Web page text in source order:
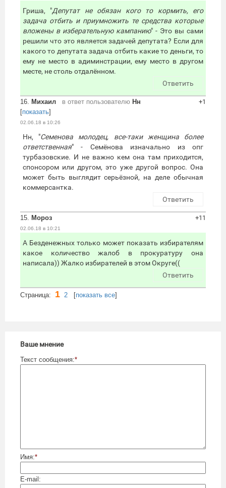
Гриша, "Депутат не обязан кого то кормить, его
задача отбить и приумножить те средства которые
вложены в изберательную кампанию" - Это вы сами
решили что это является задачей депутата? Если для
какого то депутата задача отбить какие то деньги, то
ему не место в адиминстрации, ему место в другом
месте, не столь отдалённом.
Ответить
16. Михаил в ответ пользователю Нн
[показать]
02.06.18 в 10:26
+1
Нн, "Семенова молодец, все-таки женщина более
ответственная" - Семёнова изначально из опг
турбазовские. И не важно кем она там приходится,
спонсором или другом, это уже другой вопрос. Она
может быть выглядит серьёзной, на деле обычная
коммерсантка.
Ответить
15. Мороз
02.06.18 в 10:21
+11
А Безденежных только может показать избирателям
какое количество жалоб в прокуратуру она
написала)) Жалко избирателей в этом Округе((
Ответить
Cтраница: 1 2 [показать все]
Ваше мнение
Текст сообщения:*
Имя:*
E-mail: